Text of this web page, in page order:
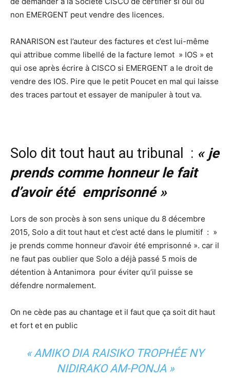
non EMERGENT peut vendre des licences.
RANARISON est l’auteur des factures et c’est lui-même
qui attribue comme libellé de la facture lemot » IOS » et
qui ose après écrire à CISCO si EMERGENT a le droit de
vendre des IOS. Pire que le petit Poucet en mal qui laisse
des traces partout et essayer de manipuler à tout va.
Solo dit tout haut au tribunal : « je
prends comme honneur le fait
d’avoir été emprisonné »
Lors de son procès à son sens unique du 8 décembre
2015, Solo a dit tout haut et c’est acté dans le plumitif : »
je prends comme honneur d’avoir été emprisonné ». car il
ne faut pas oublier que Solo a déjà passé 5 mois de
détention à Antanimora pour éviter qu’il puisse se
défendre normalement.
On ne cède pas au chantage et il faut que ça soit dit haut
et fort et en public
« AMIKO DIA RAISIKO TROPHÉE NY
NIDIRAKO AM-PONJA »